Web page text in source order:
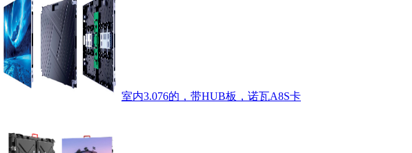
室内3.076的，带HUB板，诺瓦A8S卡